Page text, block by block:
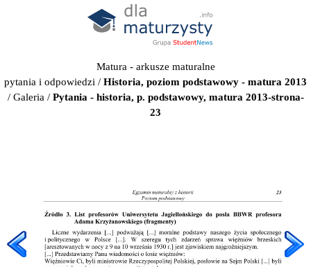
Matura - arkusze maturalne
pytania i odpowiedzi / Historia, poziom podstawowy - matura 2013
/ Galeria / Pytania - historia, p. podstawowy, matura 2013-strona-
23